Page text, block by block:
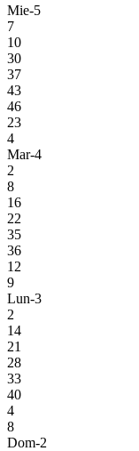
Mie-5
7
10
30
37
43
46
23
4
Mar-4
2
8
16
22
35
36
12
9
Lun-3
2
14
21
28
33
40
4
8
Dom-2